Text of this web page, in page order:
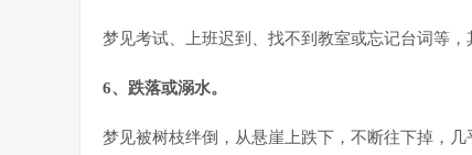
梦见考试、上班迟到、找不到教室或忘记台词等，
6、跌落或溺水。
梦见被树枝绊倒，从悬崖上跌下，不断往下掉，